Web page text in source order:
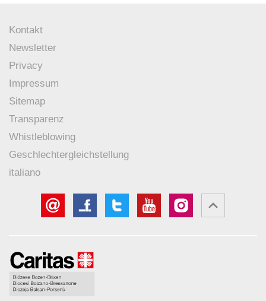
Kontakt
Newsletter
Privacy
Impressum
Sitemap
Transparenz
Whistleblowing
Geschlechtergleichstellung
italiano